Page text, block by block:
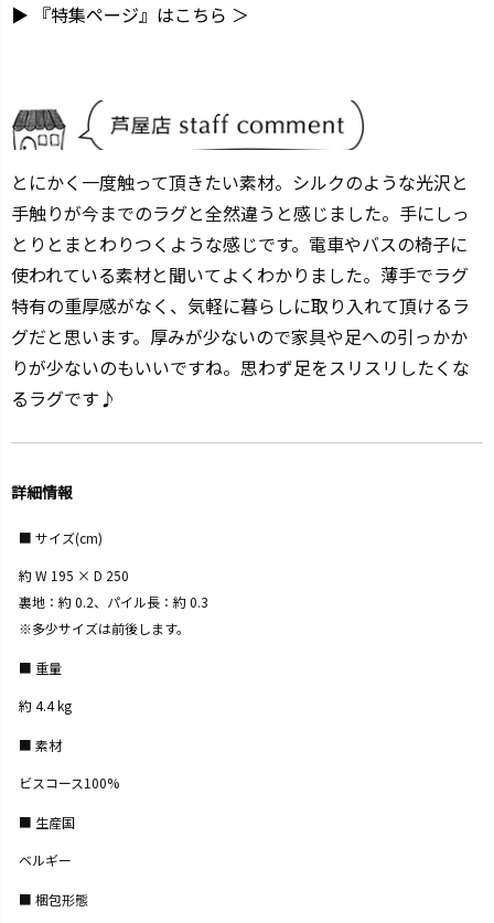
▶ 『特集ページ』はこちら ＞
とにかく一度触って頂きたい素材。シルクのような光沢と
手触りが今までのラグと全然違うと感じました。手にしっ
とりとまとわりつくような感じです。電車やバスの椅子に
使われている素材と聞いてよくわかりました。薄手でラグ
特有の重厚感がなく、気軽に暮らしに取り入れて頂けるラ
グだと思います。厚みが少ないので家具や足への引っかか
りが少ないのもいいですね。思わず足をスリスリしたくな
るラグです♪
詳細情報
サイズ(cm)
約 W 195 × D 250
裏地：約 0.2、パイル長：約 0.3
※多少サイズは前後します。
重量
約 4.4 kg
素材
ビスコース100%
生産国
ベルギー
梱包形態